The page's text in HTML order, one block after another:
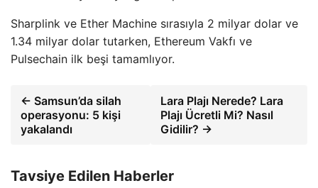
Sharplink ve Ether Machine sırasıyla 2 milyar dolar ve
1.34 milyar dolar tutarken, Ethereum Vakfı ve
Pulsechain ilk beşi tamamlıyor.
← Samsun’da silah
operasyonu: 5 kişi
yakalandı
Lara Plajı Nerede? Lara
Plajı Ücretli Mi? Nasıl
Gidilir? →
Tavsiye Edilen Haberler